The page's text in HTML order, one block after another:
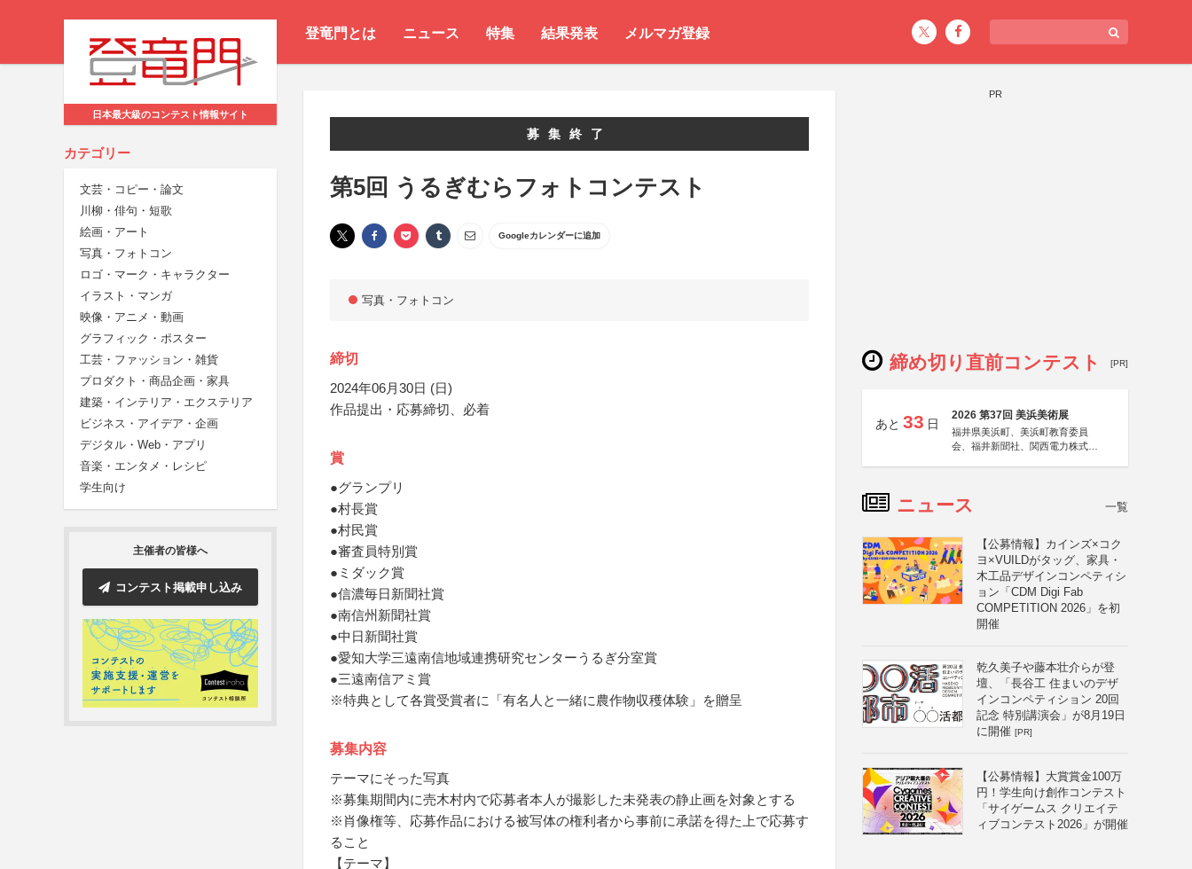
登竜門とは ニュース 特集 結果発表 メルマガ登録
日本最大級のコンテスト情報サイト
カテゴリー
文芸・コピー・論文
川柳・俳句・短歌
絵画・アート
写真・フォトコン
ロゴ・マーク・キャラクター
イラスト・マンガ
映像・アニメ・動画
グラフィック・ポスター
工芸・ファッション・雑貨
プロダクト・商品企画・家具
建築・インテリア・エクステリア
ビジネス・アイデア・企画
デジタル・Web・アプリ
音楽・エンタメ・レシピ
学生向け
主催者の皆様へ
コンテスト掲載申し込み
募集終了
第5回 うるぎむらフォトコンテスト
Googleカレンダーに追加
写真・フォトコン
締切
2024年06月30日 (日)
作品提出・応募締切、必着
賞
●グランプリ
●村長賞
●村民賞
●審査員特別賞
●ミダック賞
●信濃毎日新聞社賞
●南信州新聞社賞
●中日新聞社賞
●愛知大学三遠南信地域連携研究センターうるぎ分室賞
●三遠南信アミ賞
※特典として各賞受賞者に「有名人と一緒に農作物収穫体験」を贈呈
募集内容
テーマにそった写真
※募集期間内に売木村内で応募者本人が撮影した未発表の静止画を対象とする
※肖像権等、応募作品における被写体の権利者から事前に承諾を得た上で応募す
ること
【テーマ】
PR
締め切り直前コンテスト [PR]
あと 33 日
2026 第37回 美浜美術展
福井県美浜町、美浜町教育委員
会、福井新聞社、関西電力株式会
ニュース 一覧
【公募情報】カインズ×コク
ヨ×VUILDがタッグ、家具・
木工品デザインコンペティシ
ョン「CDM Digi Fab
COMPETITION 2026」を初
開催
乾久美子や藤本壮介らが登
壇、「長谷工 住まいのデザ
インコンペティション 20回
記念 特別講演会」が8月19日
に開催 [PR]
【公募情報】大賞賞金100万
円！学生向け創作コンテスト
「サイゲームス クリエイテ
ィブコンテスト2026」が開催